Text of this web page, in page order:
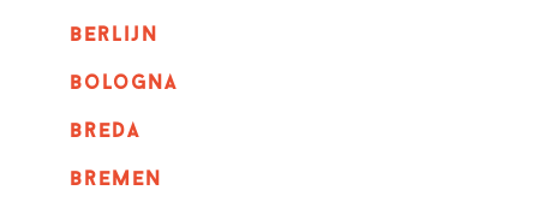
berlijn
bologna
breda
bremen